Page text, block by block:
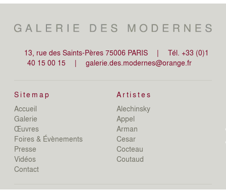
13, rue des Saints-Pères 75006 PARIS |
Tél. +33 (0)1
40 15 00 15
| galerie.des.modernes@orange.fr
Sitemap
Accueil
Galerie
Œuvres
Foires & Évènements
Presse
Vidéos
Contact
Artistes
Alechinsky
Appel
Arman
Cesar
Cocteau
Coutaud